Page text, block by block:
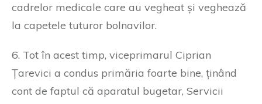
cadrelor medicale care au vegheat și veghează
la capetele tuturor bolnavilor.
6. Tot în acest timp, viceprimarul Ciprian
Țarevici a condus primăria foarte bine, ținând
cont de faptul că aparatul bugetar, Servicii